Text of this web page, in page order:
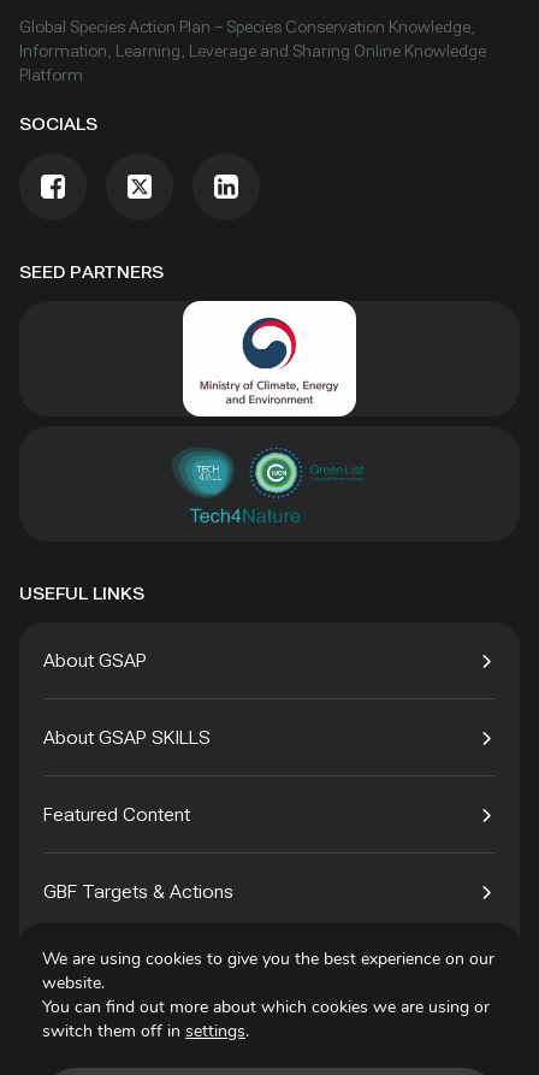
SEED PARTNERS
Global Species Action Plan – Species Conservation Knowledge,
Information, Learning, Leverage and Sharing Online Knowledge
Platform
SOCIALS
USEFUL LINKS
About GSAP
About GSAP SKILLS
Featured Content
GBF Targets & Actions
Tech4Species
We are using cookies to give you the best experience on our
website.
You can find out more about which cookies we are using or
switch them off in settings.